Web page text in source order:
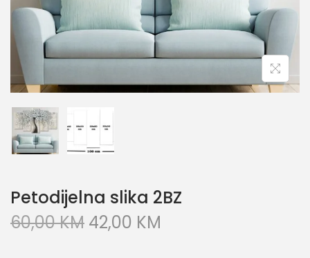
Petodijelna slika 2BZ
60,00KM 42,00 KM